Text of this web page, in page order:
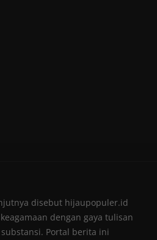
disebut hijaupopuler.id
dengan gaya tulisan
Portal berita ini